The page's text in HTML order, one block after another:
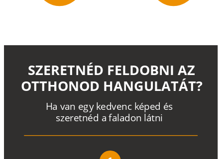
Ha van egy kedvenc képed és
szeretnéd a faladon látni
SZERETNÉD FELDOBNI AZ
OTTHONOD HANGULATÁT?